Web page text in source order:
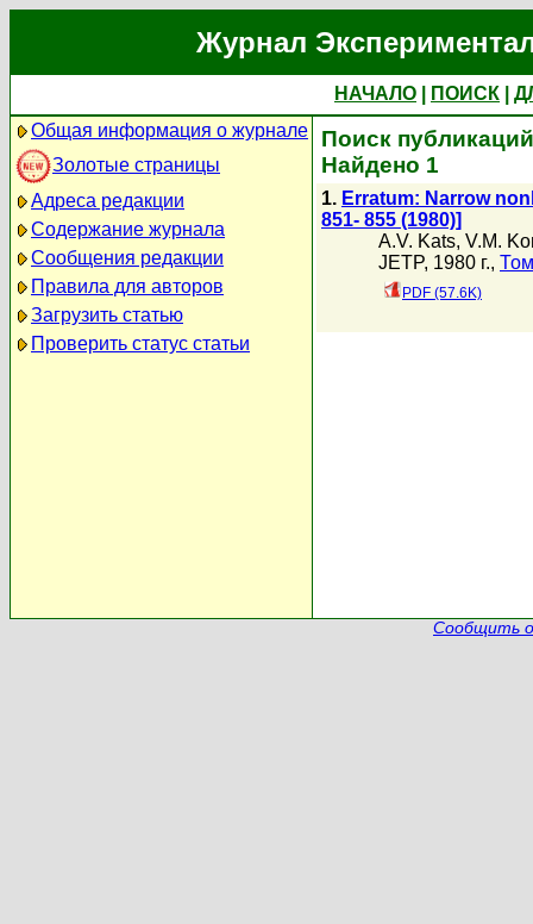
Журнал
НАЧАЛО ПОИСК
Общая информация о журнале
Золотые страницы
Адреса редакции
Содержание журнала
Сообщения редакции
Правила для авторов
Загрузить статью
Проверить статус статьи
Поиск
Найдено 1
1. Erratum: Narrow
851- 855 (1980)]
A.V. Kats, V.M.
JETP, 1980 г.,
PDF (57.6K)
Сообщить о